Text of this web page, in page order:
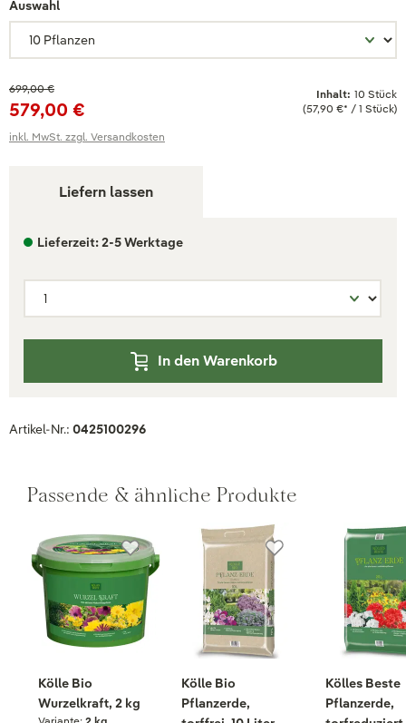
Auswahl
579,00 €
699,00 € Inhalt: 10 Stück
(57,90 €* / 1 Stück)
inkl. MwSt. zzgl. Versandkosten
Liefern lassen
Lieferzeit: 2-5 Werktage
In den Warenkorb
Artikel-Nr.: 0425100296
Passende & ähnliche Produkte
Kölle Bio
Wurzelkraft, 2 kg
Kölle Bio
Pflanzerde,
Kölles Beste
Pflanzerde,